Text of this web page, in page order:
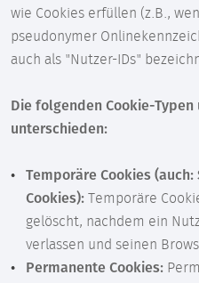
wie Cookies erfüllen (z.B.,
pseudonymer
auch als "Nutzer-IDs"
Die folgenden Cookie-
unterschieden:
Temporäre Cookies
Cookies): Temporäre
gelöscht, nachdem ein
verlassen und seinen
Permanente Cookies: